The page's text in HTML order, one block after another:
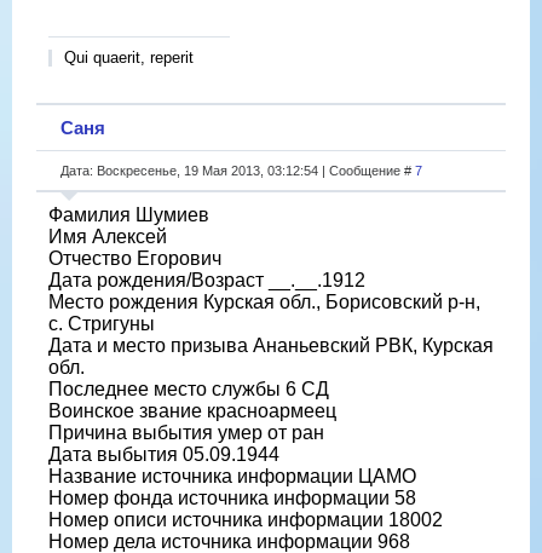
Qui quaerit, reperit
Саня
Дата: Воскресенье, 19 Мая 2013, 03:12:54 | Сообщение # 7
Фамилия Шумиев
Имя Алексей
Отчество Егорович
Дата рождения/Возраст __.__.1912
Место рождения Курская обл., Борисовский р-н,
с. Стригуны
Дата и место призыва Ананьевский РВК, Курская
обл.
Последнее место службы 6 СД
Воинское звание красноармеец
Причина выбытия умер от ран
Дата выбытия 05.09.1944
Название источника информации ЦАМО
Номер фонда источника информации 58
Номер описи источника информации 18002
Номер дела источника информации 968